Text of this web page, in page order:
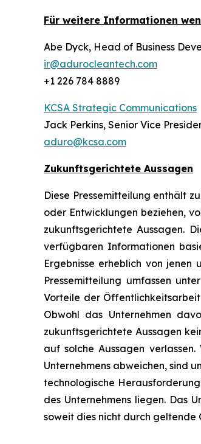
Für weitere Informationen
Abe Dyck, Head of Business
ir@adurocleantech.com
+1 226 784 8889
KCSA Strategic Communications
Jack Perkins, Senior Vice
aduro@kcsa.com
Zukunftsgerichtete Aussagen
Diese Pressemitteilung enthält
oder Entwicklungen beziehen,
zukunftsgerichtete Aussagen.
verfügbaren Informationen
Ergebnisse erheblich von
Pressemitteilung umfassen
Vorteile der
Obwohl das Unternehmen
zukunftsgerichtete Aussagen
auf solche Aussagen
Unternehmens abweichen, sind
technologische
des Unternehmens liegen. Das
soweit dies nicht durch geltende